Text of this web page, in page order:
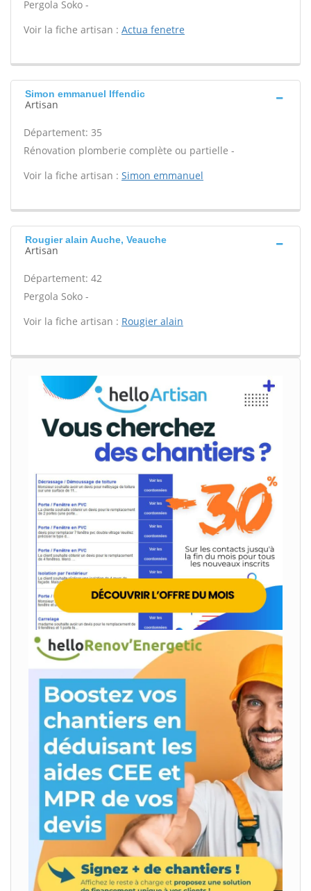
Pergola Soko -
Voir la fiche artisan : Actua fenetre
Simon emmanuel Iffendic
Artisan
Département: 35
Rénovation plomberie complète ou partielle -
Voir la fiche artisan : Simon emmanuel
Rougier alain Auche, Veauche
Artisan
Département: 42
Pergola Soko -
Voir la fiche artisan : Rougier alain